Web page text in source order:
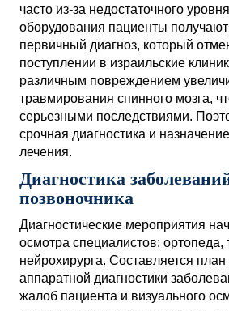
часто из-за недостаточного
оборудования пациенты
первичный диагноз, который
поступлении в израильские
различным повреждением
травмирования спинного мозга,
серьезными последствиями.
срочная диагностика и
лечения.
Диагностика
позвоночника
Диагностические мероприятия
осмотра специалистов: ортопеда,
нейрохирурга. Составляется
аппаратной диагностики
жалоб пациента и визуального